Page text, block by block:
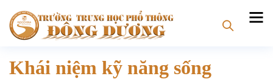
Khái niệm kỹ năng sống